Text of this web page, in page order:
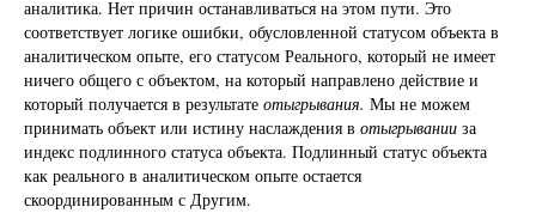
аналитика. Нет причин останавливаться на этом пути. Это
соответствует логике ошибки, обусловленной статусом объекта в
аналитическом опыте, его статусом Реального, который не имеет
ничего общего с объектом, на который направлено действие и
который получается в результате отыгрывания. Мы не можем
принимать объект или истину наслаждения в отыгрывании за
индекс подлинного статуса объекта. Подлинный статус объекта
как реального в аналитическом опыте остается
скоординированным с Другим.